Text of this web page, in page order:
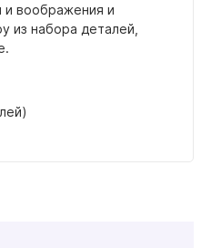
и воображения и
из набора деталей,